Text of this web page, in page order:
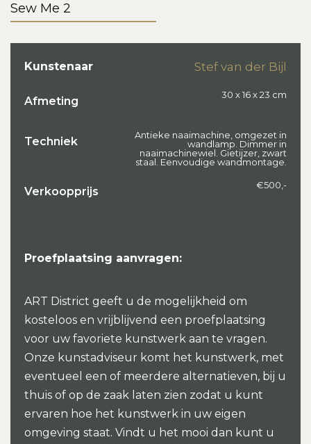
Sew Me 2
Kunstenaar Stef van der Bijl
Afmeting 30 x 16 x 23 cm
Techniek
Antieke naaimachine, omgezet in
wandlamp. Dimmer in
naaimachinewiel. Gietijzer, zwart
staal. Eenvoudige wandmontage.
Verkoopprijs €500,-
Proefplaatsing aanvragen:
ART District geeft u de mogelijkheid om
kosteloos en vrijblijvend een proefplaatsing
voor uw favoriete kunstwerk aan te vragen.
Onze kunstadviseur komt het kunstwerk, met
eventueel een of meerdere alternatieven, bij u
thuis of op de zaak laten zien zodat u kunt
ervaren hoe het kunstwerk in uw eigen
omgeving staat. Vindt u het mooi dan kunt u